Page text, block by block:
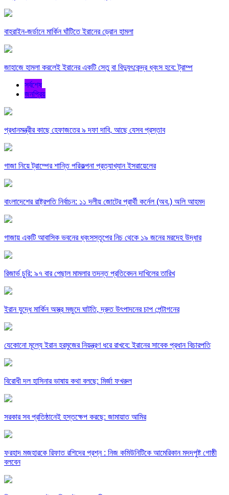
বাহরাইন-জর্ডানে মার্কিন ঘাঁটিতে ইরানের ড্রোন হামলা
জাহাজে হামলা করলেই ইরানের একটি সেতু বা বিদ্যুৎকেন্দ্র ধ্বংস হবে: ট্রাম্প
সর্বশেষ
জনপ্রিয়
প্রধানমন্ত্রীর কাছে হেফাজতের ৯ দফা দাবি, আছে যেসব প্রস্তাব
গাজা নিয়ে ট্রাম্পের শান্তি পরিকল্পনা প্রত্যাখ্যান ইসরায়েলের
বাংলাদেশের রাষ্ট্রপতি নির্বাচন: ১১ দলীয় জোটের প্রার্থী কর্নেল (অব.) অলি আহমদ
গাজায় একটি আবাসিক ভবনের ধ্বংসস্তূপের নিচ থেকে ১৯ জনের মরদেহ উদ্ধার
রিজার্ভ চুরি: ৯৭ বার পেছাল মামলার তদন্ত প্রতিবেদন দাখিলের তারিখ
ইরান যুদ্ধে মার্কিন অস্ত্র মজুদে ঘাটতি, দ্রুত উৎপাদনের চাপ পেন্টাগনের
যেকোনো মূল্যে ইরান হরমুজের নিয়ন্ত্রণ ধরে রাখবে: ইরানের সাবেক প্রধান বিচারপতি
বিরোধী দল হাসিনার ভাষায় কথা বলছে: মির্জা ফখরুল
সরকার সব প্রতিষ্ঠানেই হস্তক্ষেপ করছে: জামায়াত আমির
ফরহাদ মজহারকে রিফাত রশিদের প্রশ্ন : নিজ কমিউনিটিকে আমেরিকান মদদপুষ্ট গোষ্ঠী
বলবেন